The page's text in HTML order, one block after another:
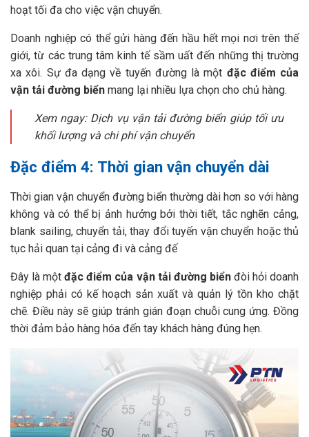
hoạt tối đa cho việc vận chuyển.
Doanh nghiệp có thể gửi hàng đến hầu hết mọi nơi trên thế
giới, từ các trung tâm kinh tế sầm uất đến những thị trường
xa xôi. Sự đa dạng về tuyến đường là một đặc điểm của
vận tải đường biển mang lại nhiều lựa chọn cho chủ hàng.
Xem ngay: Dịch vụ vận tải đường biển giúp tối ưu
khối lượng và chi phí vận chuyển
Đặc điểm 4: Thời gian vận chuyển dài
Thời gian vận chuyển đường biển thường dài hơn so với hàng
không và có thể bị ảnh hưởng bởi thời tiết, tắc nghẽn cảng,
blank sailing, chuyển tải, thay đổi tuyến vận chuyển hoặc thủ
tục hải quan tại cảng đi và cảng đế
Đây là mộtđặc điểm của vận tải đường biểnđòi hỏi doanh
nghiệp phải có kế hoạch sản xuất và quản lý tồn kho chặt
chẽ. Điều này sẽ giúp tránh gián đoạn chuỗi cung ứng. Đồng
thời đảm bảo hàng hóa đến tay khách hàng đúng hẹn.